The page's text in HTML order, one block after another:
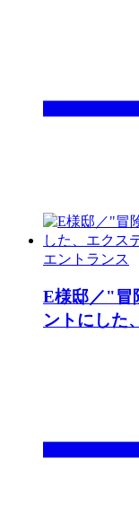
エントランス
E様邸／"冒
ントにした